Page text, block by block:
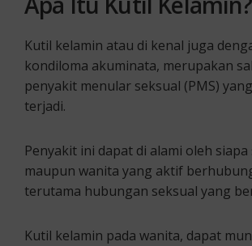
Kutil kelamin atau di kenal juga
kondiloma akuminata, merupakan
penyakit menular seksual (PMS)
terjadi.
Penyakit ini dapat di alami oleh
maupun wanita yang aktif
terutama hubungan seksual yang
Kutil kelamin pada wanita, dapat